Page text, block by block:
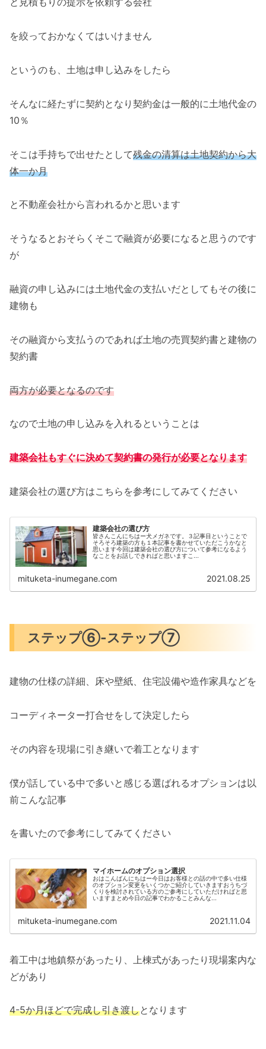
を絞っておかなくてはいけません
というのも、土地は申し込みをしたら
そんなに経たずに契約となり契約金は一般的に土地代金の
10％
そこは手持ちで出せたとして残金の清算は土地契約から大
体一か月
と不動産会社から言われるかと思います
そうなるとおそらくそこで融資が必要になると思うのです
が
融資の申し込みには土地代金の支払いだとしてもその後に
建物も
その融資から支払うのであれば土地の売買契約書と建物の
契約書
両方が必要となるのです
なので土地の申し込みを入れるということは
建築会社もすぐに決めて契約書の発行が必要となります
建築会社の選び方はこちらを参考にしてみてください
建築会社の選び方
皆さんこんにちはー犬メガネです。３記事目ということで
そろそろ建築の方も１本記事を書かせていただこうかなと
思います今回は建築会社の選び方について参考になるよう
なことをお話しできればと思いますこ...
mituketa-inumegane.com 2021.08.25
ステップ⑥-ステップ⑦
建物の仕様の詳細、床や壁紙、住宅設備や造作家具などを
コーディネーター打合せをして決定したら
その内容を現場に引き継いで着工となります
僕が話している中で多いと感じる選ばれるオプションは以
前こんな記事
を書いたので参考にしてみてください
マイホームのオプション選択
おはこんばんにちはー今日はお客様との話の中で多い仕様
のオプション変更をいくつかご紹介していきますおうちづ
くりを検討されている方のご参考にしていただければと思
いますまとめ今日の記事でわかることみんな...
mituketa-inumegane.com 2021.11.04
着工中は地鎮祭があったり、上棟式があったり現場案内な
どがあり
4-5か月ほどで完成し引き渡しとなります